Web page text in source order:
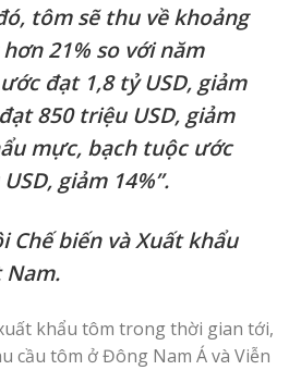
tôm sẽ thu về khoảng
21% so với năm
đạt 1,8 tỷ USD, giảm
850 triệu USD, giảm
mực, bạch tuộc ước
giảm 14%”.
Chế biến và Xuất khẩu
Nam.
khẩu tôm trong thời gian tới,
cầu tôm ở Đông Nam Á và Viễn